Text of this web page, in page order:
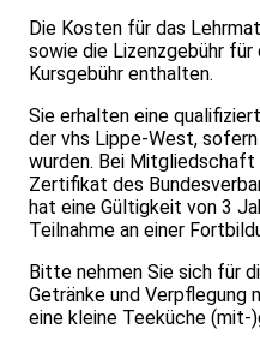
Die Kosten für das
sowie die Lizenzgebühr für
Kursgebühr enthalten.
Sie erhalten eine
der vhs Lippe-West,
wurden. Bei Mitgliedschaft
Zertifikat des
hat eine Gültigkeit von 3
Teilnahme an einer
Bitte nehmen Sie sich für
Getränke und Verpflegung
eine kleine Teeküche (mit-